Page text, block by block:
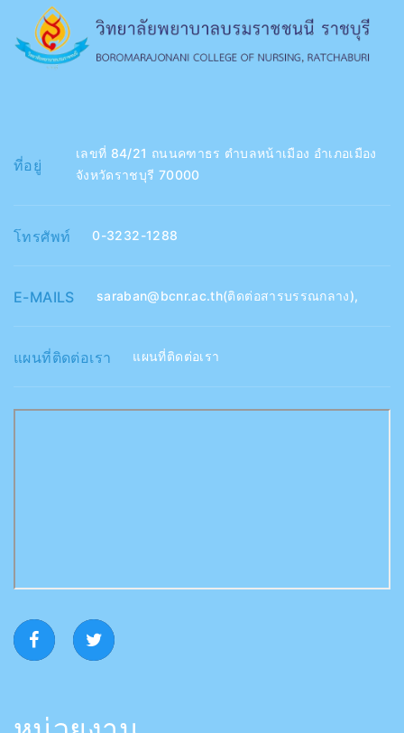
ที่อยู่
เลขที่ 84/21 ถนนคฑาธร ตำบลหน้าเมือง อำเภอเมือง
จังหวัดราชบุรี 70000
โทรศัพท์ 0-3232-1288
E-MAILS saraban@bcnr.ac.th(ติดต่อสารบรรณกลาง),
แผนที่ติดต่อเรา แผนที่ติดต่อเรา